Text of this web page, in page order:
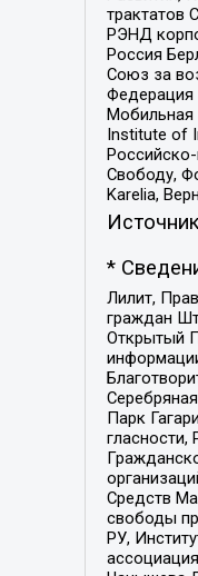
трактатов
РЭНД
Россия
Союз за
Федерация
Мобильная
Institute of
Свободу,
Karelia,
*
Лилит,
граждан
Открытый
Парк
гласности,
Средств
свободы
РУ,